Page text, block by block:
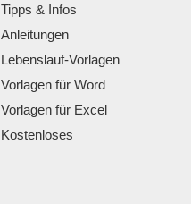
Tipps & Infos
Anleitungen
Lebenslauf-Vorlagen
Vorlagen für Word
Vorlagen für Excel
Kostenloses